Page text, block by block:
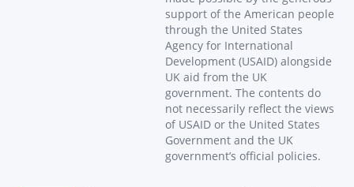
support of the American people
through the United States
Agency for International
Development (USAID) alongside
UK aid from the UK
government. The contents do
not necessarily reflect the views
of USAID or the United States
Government and the UK
government’s official policies.